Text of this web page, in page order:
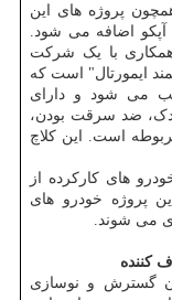
پروژه های این
اضافه می شود.
همکاری با یک شرکت
ایمورتال" است که
می شود و دارای
ضد سرقت بودن،
است. این کلاچ
های کارکرده از
پروژه خودرو های
می شوند.
کننده
گسترش و نوسازی